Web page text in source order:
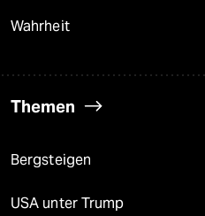
Wahrheit
Themen
Bergsteigen
USA unter Trump